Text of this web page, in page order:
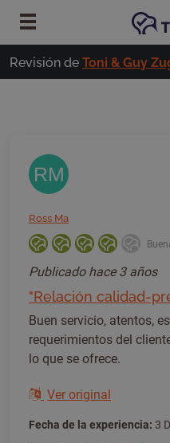
Revisión de Toni & Guy
RM
Ross Ma
Publicado hace 3 años
"Relación calidad-
Buen servicio, atentos,
requerimientos del
lo que se ofrece.
Ver original
Fecha de la experiencia: 3